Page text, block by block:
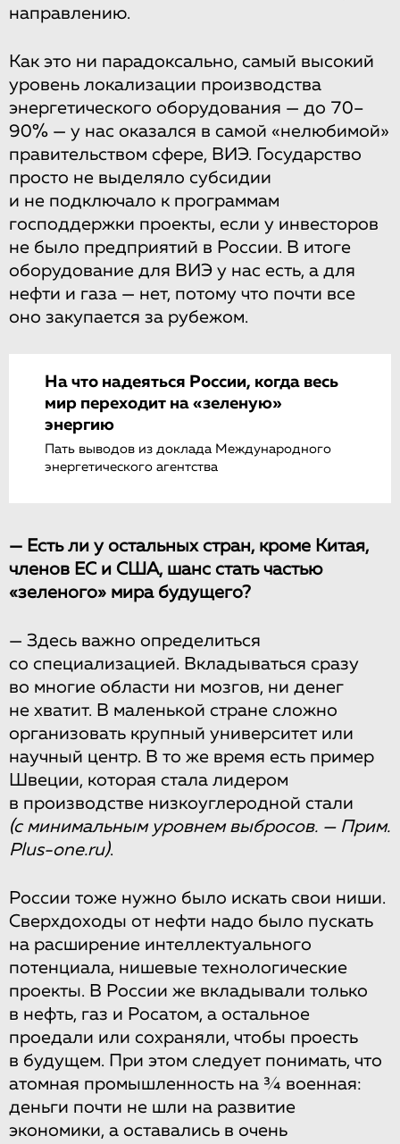
направлению.
Как это ни парадоксально, самый высокий
уровень локализации производства
энергетического оборудования — до 70–
90% — у нас оказался в самой «нелюбимой»
правительством сфере, ВИЭ. Государство
просто не выделяло субсидии
и не подключало к программам
господдержки проекты, если у инвесторов
не было предприятий в России. В итоге
оборудование для ВИЭ у нас есть, а для
нефти и газа — нет, потому что почти все
оно закупается за рубежом.
На что надеяться России, когда весь
мир переходит на «зеленую»
энергию
Пать выводов из доклада Международного
энергетического агентства
— Есть ли у остальных стран, кроме Китая,
членов ЕС и США, шанс стать частью
«зеленого» мира будущего?
— Здесь важно определиться
со специализацией. Вкладываться сразу
во многие области ни мозгов, ни денег
не хватит. В маленькой стране сложно
организовать крупный университет или
научный центр. В то же время есть пример
Швеции, которая стала лидером
в производстве низкоуглеродной стали
(с минимальным уровнем выбросов. — Прим.
Plus-one.ru).
России тоже нужно было искать свои ниши.
Сверхдоходы от нефти надо было пускать
на расширение интеллектуального
потенциала, нишевые технологические
проекты. В России же вкладывали только
в нефть, газ и Росатом, а остальное
проедали или сохраняли, чтобы проесть
в будущем. При этом следует понимать, что
атомная промышленность на ¾ военная:
деньги почти не шли на развитие
экономики, а оставались в очень